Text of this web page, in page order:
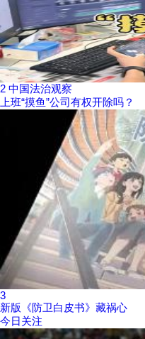
2 中国法治观察
上班“摸鱼”公司有权开除吗？
3
新版《防卫白皮书》藏祸心
今日关注